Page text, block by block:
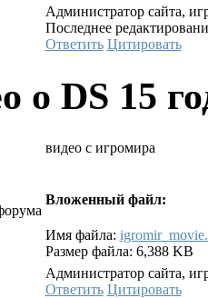
Администратор сайта,
Последнее
Ответить Цитировать
о DS 15
видео с игромира
Вложенный файл:
Имя файла:
Размер файла: 6,388 KB
Администратор сайта,
Ответить Цитировать